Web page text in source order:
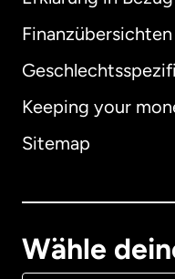
Finanzübersichten
Keeping your
Sitemap
Wähle
Australien